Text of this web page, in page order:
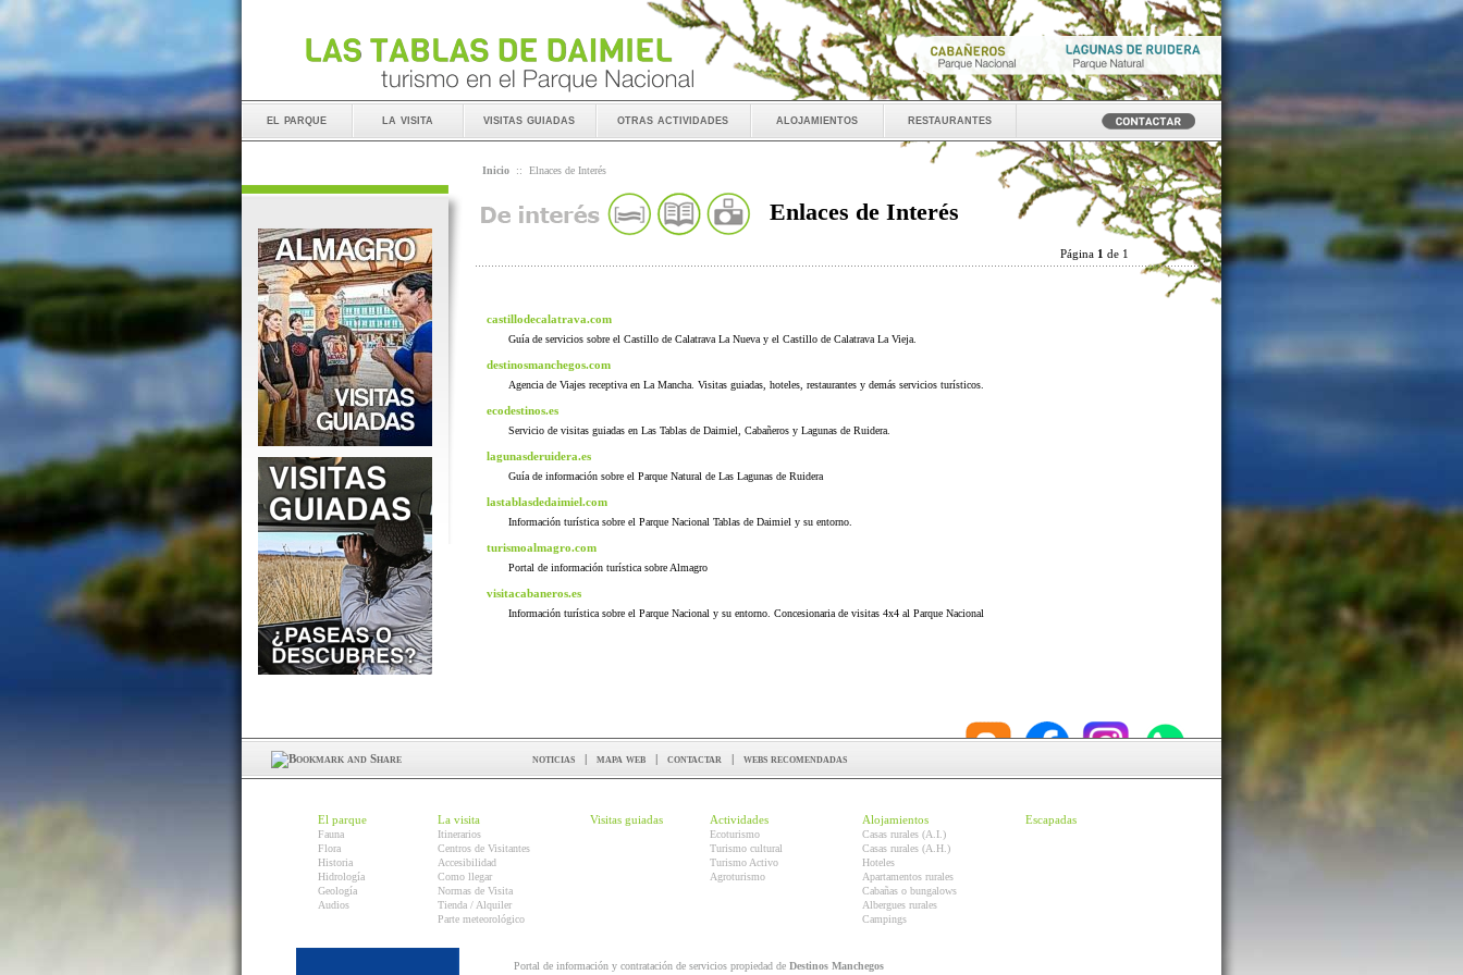
el parque la visita visitas guiadas otras actividades alojamientos restaurantes
Inicio :: Elnaces de Interés
Enlaces de Interés
Página 1 de 1
castillodecalatrava.com
Guía de servicios sobre el Castillo de Calatrava La Nueva y el Castillo de Calatrava La Vieja.
destinosmanchegos.com
Agencia de Viajes receptiva en La Mancha. Visitas guiadas, hoteles, restaurantes y demás servicios turísticos.
ecodestinos.es
Servicio de visitas guiadas en Las Tablas de Daimiel, Cabañeros y Lagunas de Ruidera.
lagunasderuidera.es
Guía de información sobre el Parque Natural de Las Lagunas de Ruidera
lastablasdedaimiel.com
Información turística sobre el Parque Nacional Tablas de Daimiel y su entorno.
turismoalmagro.com
Portal de información turística sobre Almagro
visitacabaneros.es
Información turística sobre el Parque Nacional y su entorno. Concesionaria de visitas 4x4 al Parque Nacional
noticias | mapa web | contactar | webs recomendadas
El parque
Fauna
Flora
Historia
Hidrología
Geología
Audios
La visita
Itinerarios
Centros de Visitantes
Accesibilidad
Como llegar
Normas de Visita
Tienda / Alquiler
Parte meteorológico
Visitas guiadas Actividades
Ecoturismo
Turismo cultural
Turismo Activo
Agroturismo
Alojamientos
Casas rurales (A.I.)
Casas rurales (A.H.)
Hoteles
Apartamentos rurales
Cabañas o bungalows
Albergues rurales
Campings
Escapadas
Portal de información y contratación de servicios propiedad de Destinos Manchegos